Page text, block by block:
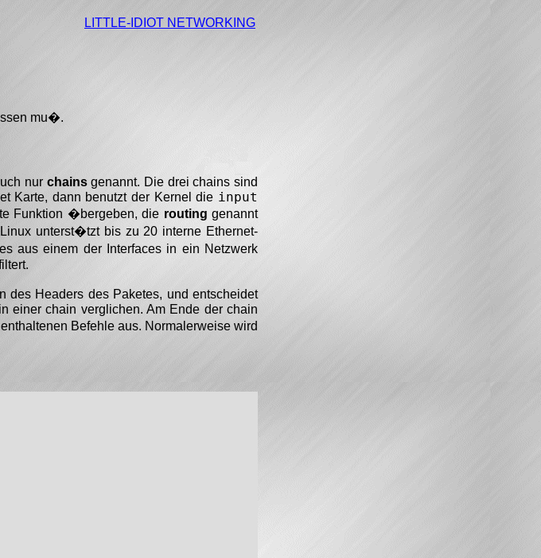
LITTLE-IDIOT NETWORKING
mu�.
nur chainsgenannt. Die drei chains sind
Karte, dann benutzt der Kernel die input
Funktion �bergeben, die routing genannt
unterst�tzt bis zu 20 interne Ethernet-
aus einem der Interfaces in ein Netzwerk
Headers des Paketes, und entscheidet
einer chain verglichen. Am Ende der chain
Befehle aus. Normalerweise wird